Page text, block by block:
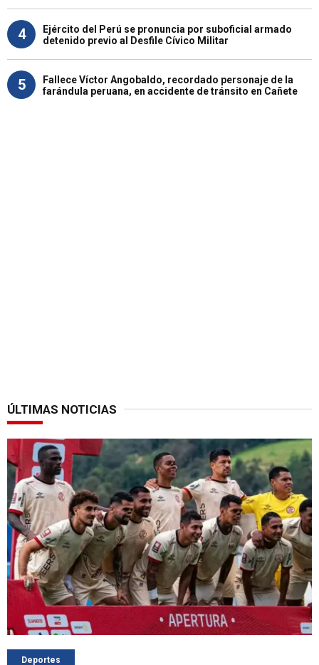
4
Ejército del Perú se pronuncia por suboficial armado
detenido previo al Desfile Cívico Militar
5
Fallece Víctor Angobaldo, recordado personaje de la
farándula peruana, en accidente de tránsito en Cañete
ÚLTIMAS NOTICIAS
Deportes